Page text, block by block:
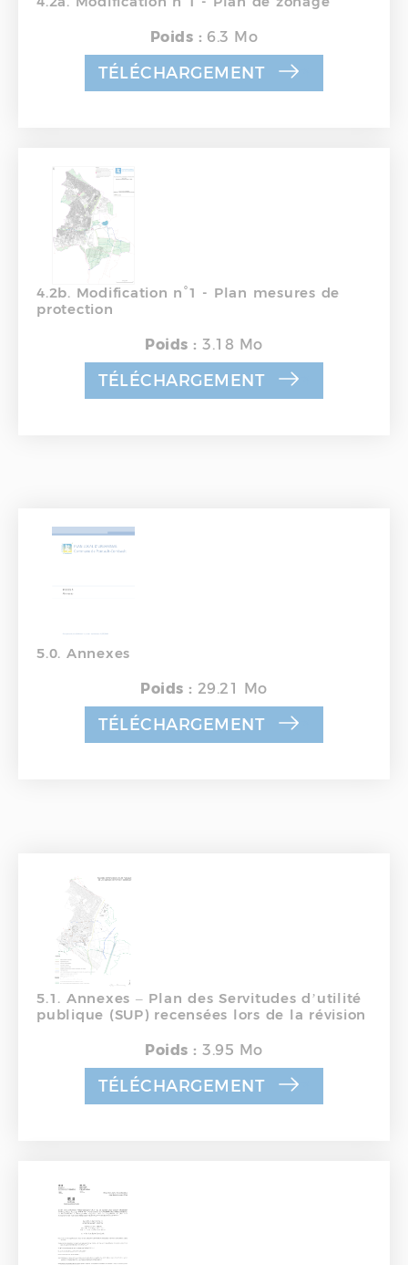
Poids : 6.3 Mo
TÉLÉCHARGEMENT
4.2b. Modification n°1 - Plan mesures de
protection
Poids :3.18 Mo
TÉLÉCHARGEMENT
5.0. Annexes
Poids : 29.21 Mo
TÉLÉCHARGEMENT
5.1. Annexes – Plan des Servitudes d’utilité
publique (SUP) recensées lors de la révision
Poids :3.95 Mo
TÉLÉCHARGEMENT